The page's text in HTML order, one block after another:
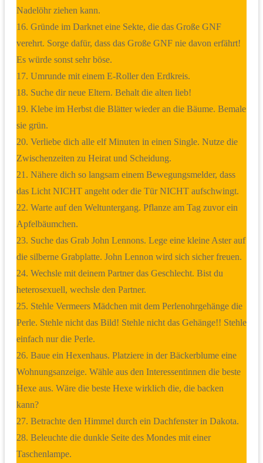
Nadelöhr ziehen kann.
16. Gründe im Darknet eine Sekte, die das Große GNF
verehrt. Sorge dafür, dass das Große GNF nie davon erfährt!
Es würde sonst sehr böse.
17. Umrunde mit einem E-Roller den Erdkreis.
18. Suche dir neue Eltern. Behalt die alten lieb!
19. Klebe im Herbst die Blätter wieder an die Bäume. Bemale
sie grün.
20. Verliebe dich alle elf Minuten in einen Single. Nutze die
Zwischenzeiten zu Heirat und Scheidung.
21. Nähere dich so langsam einem Bewegungsmelder, dass
das Licht NICHT angeht oder die Tür NICHT aufschwingt.
22. Warte auf den Weltuntergang. Pflanze am Tag zuvor ein
Apfelbäumchen.
23. Suche das Grab John Lennons. Lege eine kleine Aster auf
die silberne Grabplatte. John Lennon wird sich sicher freuen.
24. Wechsle mit deinem Partner das Geschlecht. Bist du
heterosexuell, wechsle den Partner.
25. Stehle Vermeers Mädchen mit dem Perlenohrgehänge die
Perle. Stehle nicht das Bild! Stehle nicht das Gehänge!! Stehle
einfach nur die Perle.
26. Baue ein Hexenhaus. Platziere in der Bäckerblume eine
Wohnungsanzeige. Wähle aus den Interessentinnen die beste
Hexe aus. Wäre die beste Hexe wirklich die, die backen
kann?
27. Betrachte den Himmel durch ein Dachfenster in Dakota.
28. Beleuchte die dunkle Seite des Mondes mit einer
Taschenlampe.